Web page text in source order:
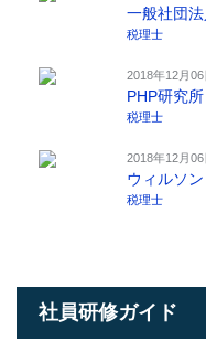
一般社団
税理士
2018年12月06
PHP研究
税理士
2018年12月06
ウィルソ
税理士
社員研修ガイド